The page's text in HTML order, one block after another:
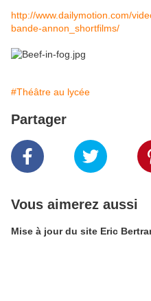
http://www.dailymotion.com/
bande-annon_shortfilms/
#Théâtre au lycée
Partager
Vous aimerez aussi
Mise à jour du site Eric